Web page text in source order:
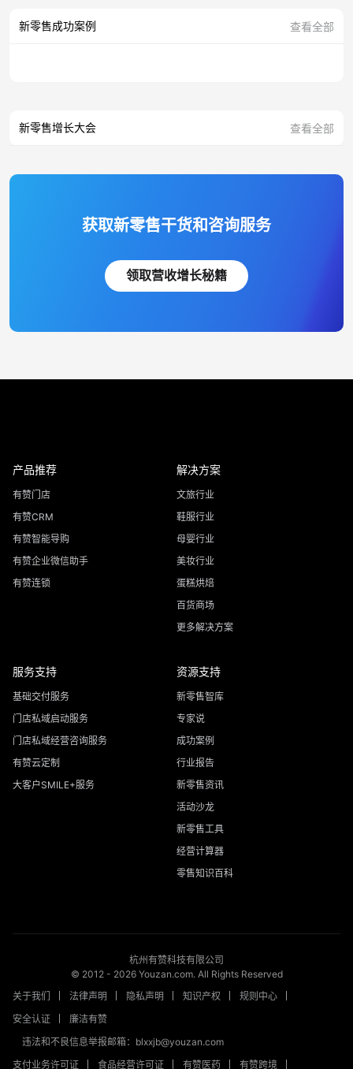
新零售成功案例 查看全部
新零售增长大会 查看全部
获取新零售干货和咨询服务
领取营收增长秘籍
产品推荐
有赞门店
有赞CRM
有赞智能导购
有赞企业微信助手
有赞连锁
解决方案
文旅行业
鞋服行业
母婴行业
美妆行业
蛋糕烘焙
百货商场
更多解决方案
服务支持
基础交付服务
门店私域启动服务
门店私域经营咨询服务
有赞云定制
大客户SMILE+服务
资源支持
新零售智库
专家说
成功案例
行业报告
新零售资讯
活动沙龙
新零售工具
经营计算器
零售知识百科
杭州有赞科技有限公司
© 2012 - 2026Youzan.com. All Rights Reserved
关于我们
法律声明 隐私声明 知识产权
规则中心
安全认证
廉洁有赞
违法和不良信息举报邮箱：blxxjb@youzan.com
支付业务许可证
食品经营许可证 有赞医药 有赞跨境